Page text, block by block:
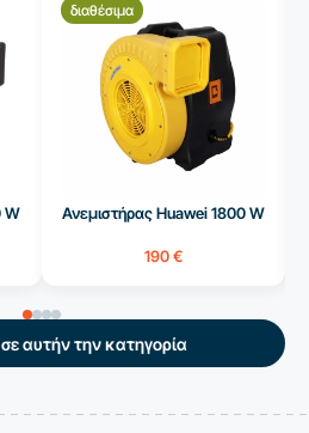
W
διαθέσιμα
Ανεμιστήρας Huawei 1800 W
190 €
αυτήν την κατηγορία